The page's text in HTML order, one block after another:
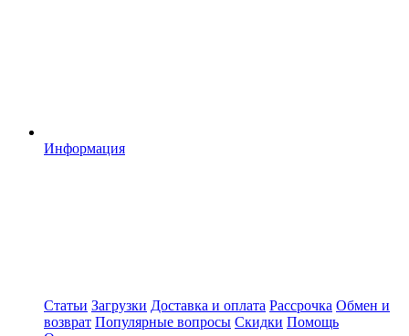
Информация
Статьи Загрузки Доставка и оплата Рассрочка Обмен и
возврат Популярные вопросы Скидки Помощь